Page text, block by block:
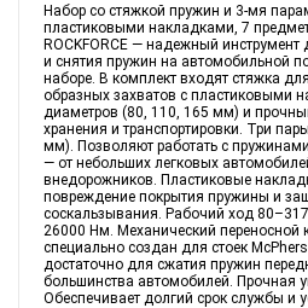
Набор со стяжкой пружин и 3-мя
пластиковыми накладками, 7
ROCKFORCE — надежный инструмент
и снятия пружин на автомобильной
наборе. В комплект входят стяжка
образных захватов с пластиковыми
диаметров (80, 110, 165 мм) и
хранения и транспортировки. Три
мм). Позволяют работать с
— от небольших легковых
внедорожников. Пластиковые
повреждение покрытия пружины и
соскальзывания. Рабочий ход
26000 Нм. Механический переносной
специально создан для стоек
достаточно для сжатия пружин
большинства автомобилей. Прочная
Обеспечивает долгий срок службы и